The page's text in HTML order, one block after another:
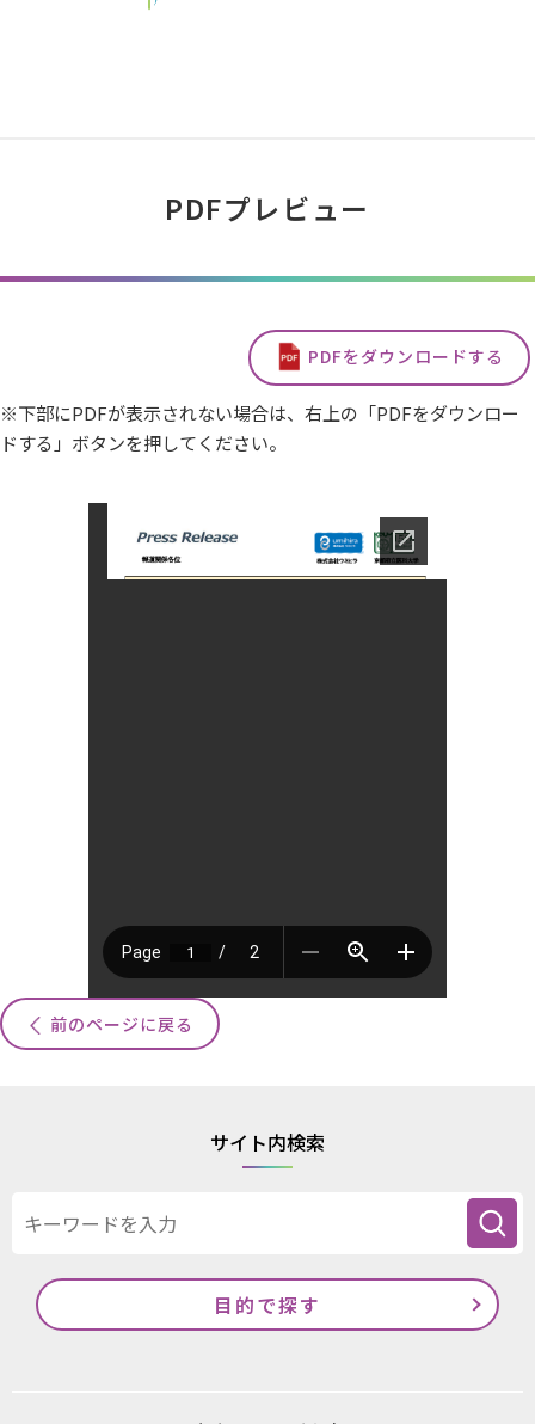
PDFプレビュー
PDFをダウンロードする
※下部にPDFが表示されない場合は、右上の「PDFをダウンロー
ドする」ボタンを押してください。
前のページに戻る
サイト内検索
目的で探す